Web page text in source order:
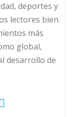
deportes y
lectores bien
más
global,
desarrollo de